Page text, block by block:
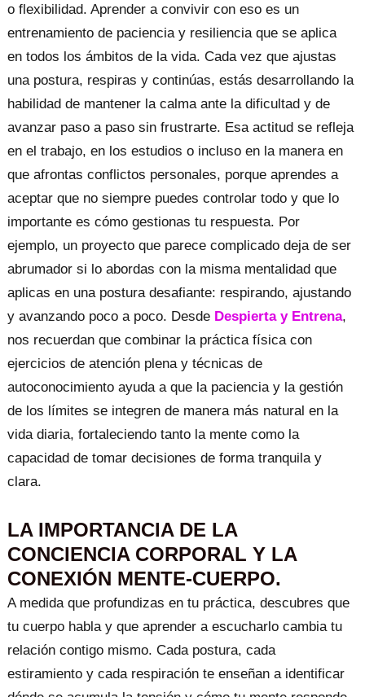
o flexibilidad. Aprender a convivir con eso es un
entrenamiento de paciencia y resiliencia que se aplica
en todos los ámbitos de la vida. Cada vez que ajustas
una postura, respiras y continúas, estás desarrollando la
habilidad de mantener la calma ante la dificultad y de
avanzar paso a paso sin frustrarte. Esa actitud se refleja
en el trabajo, en los estudios o incluso en la manera en
que afrontas conflictos personales, porque aprendes a
aceptar que no siempre puedes controlar todo y que lo
importante es cómo gestionas tu respuesta. Por
ejemplo, un proyecto que parece complicado deja de ser
abrumador si lo abordas con la misma mentalidad que
aplicas en una postura desafiante: respirando, ajustando
y avanzando poco a poco. Desde Despierta y Entrena,
nos recuerdan que combinar la práctica física con
ejercicios de atención plena y técnicas de
autoconocimiento ayuda a que la paciencia y la gestión
de los límites se integren de manera más natural en la
vida diaria, fortaleciendo tanto la mente como la
capacidad de tomar decisiones de forma tranquila y
clara.
LA IMPORTANCIA DE LA
CONCIENCIA CORPORAL Y LA
CONEXIÓN MENTE-CUERPO.
A medida que profundizas en tu práctica, descubres que
tu cuerpo habla y que aprender a escucharlo cambia tu
relación contigo mismo. Cada postura, cada
estiramiento y cada respiración te enseñan a identificar